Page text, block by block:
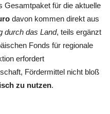
Gesamtpaket für die aktuelle
davon kommen direkt aus
durch das Land, teils ergänzt
Fonds für regionale
erfordert
Fördermittel nicht bloß
zu nutzen.